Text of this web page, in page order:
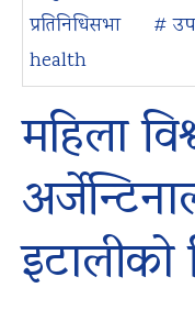
प्रतिनिधिसभा
# उप
health
महिला